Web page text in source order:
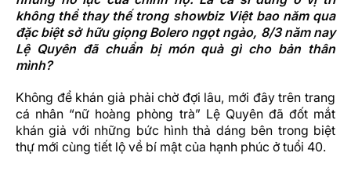
không thể thay thế trong showbiz Việt bao năm qua
đặc biệt sở hữu giọng Bolero ngọt ngào, 8/3 năm nay
Lệ Quyên đã chuẩn bị món quà gì cho bản thân
mình?
Không để khán giả phải chờ đợi lâu, mới đây trên trang
cá nhân “nữ hoàng phòng trà” Lệ Quyên đã đốt mắt
khán giả với những bức hình thả dáng bên trong biệt
thự mới cùng tiết lộ về bí mật của hạnh phúc ở tuổi 40.